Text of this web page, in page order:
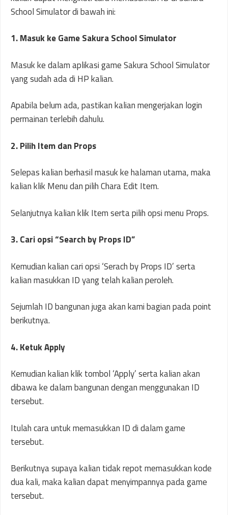
School Simulator di bawah ini:
1. Masuk ke Game Sakura School Simulator
Masuk ke dalam aplikasi game Sakura School Simulator
yang sudah ada di HP kalian.
Apabila belum ada, pastikan kalian mengerjakan login
permainan terlebih dahulu.
2. Pilih Item dan Props
Selepas kalian berhasil masuk ke halaman utama, maka
kalian klik Menu dan pilih Chara Edit Item.
Selanjutnya kalian klik Item serta pilih opsi menu Props.
3. Cari opsi “Search by Props ID”
Kemudian kalian cari opsi ‘Serach by Props ID’ serta
kalian masukkan ID yang telah kalian peroleh.
Sejumlah ID bangunan juga akan kami bagian pada point
berikutnya.
4. Ketuk Apply
Kemudian kalian klik tombol ‘Apply’ serta kalian akan
dibawa ke dalam bangunan dengan menggunakan ID
tersebut.
Itulah cara untuk memasukkan ID di dalam game
tersebut.
Berikutnya supaya kalian tidak repot memasukkan kode
dua kali, maka kalian dapat menyimpannya pada game
tersebut.